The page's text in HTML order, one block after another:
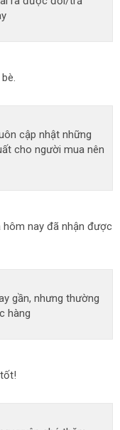
cập nhật những
cho người mua nên
hôm nay đã nhận được
gần, nhưng thường
hàng